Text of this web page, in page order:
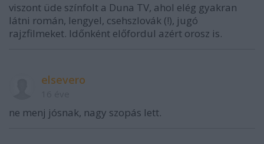
viszont üde színfolt a Duna TV, ahol elég gyakran
látni román, lengyel, csehszlovák (!), jugó
rajzfilmeket. Időnként előfordul azért orosz is.
elsevero
ne menj jósnak, nagy szopás lett.